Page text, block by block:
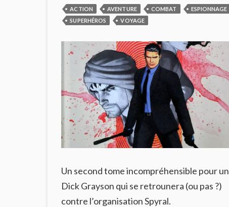
ACTION AVENTURE COMBAT
ESPIONNAGE
SUPERHÉROS
VOYAGE
Un second tome incompréhensible pour un
Dick Grayson qui se retrounera (ou pas ?)
contre l’organisation Spyral.